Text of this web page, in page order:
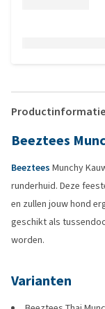
Productinformatie
Beeztees
Beeztees Munchy
runderhuid. Deze
en zullen jouw hond
geschikt als
worden.
Varianten